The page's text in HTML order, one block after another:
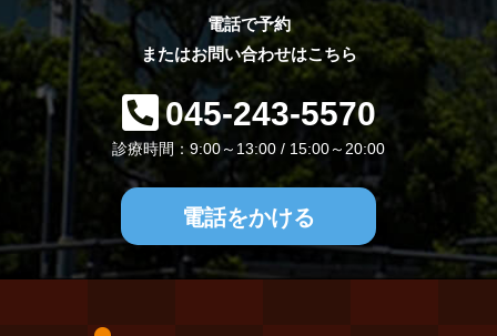
電話で予約
またはお問い合わせはこちら
045-243-5570
診療時間：9:00～13:00 / 15:00～20:00
電話をかける